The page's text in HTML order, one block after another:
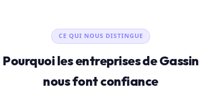
CE QUI NOUS DISTINGUE
Pourquoi les entreprises de Gassin
nous font confiance